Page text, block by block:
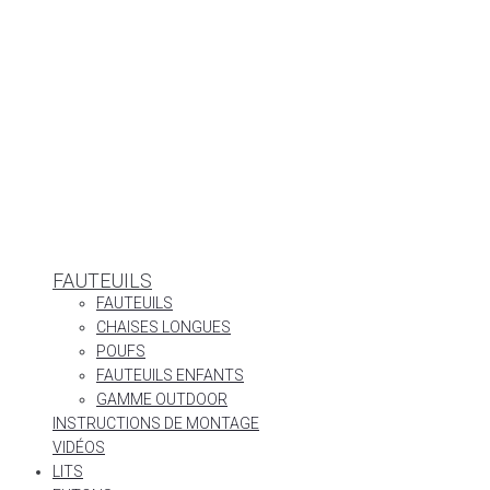
FAUTEUILS
FAUTEUILS
CHAISES LONGUES
POUFS
FAUTEUILS ENFANTS
GAMME OUTDOOR
INSTRUCTIONS DE MONTAGE
VIDÉOS
LITS